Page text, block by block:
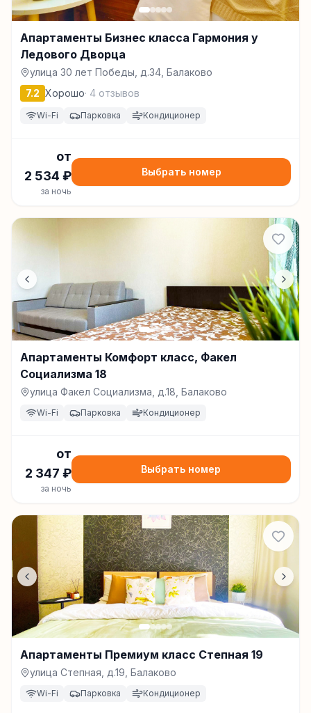
Апартаменты Бизнес класса Гармония у
Ледового Дворца
улица 30 лет Победы, д.34, Балаково
7.2 Хорошо· 4 отзывов
Wi-Fi Парковка Кондиционер
от
2 534 ₽
за ночь
Выбрать номер
Апартаменты Комфорт класс, Факел
Социализма 18
улица Факел Социализма, д.18, Балаково
Wi-Fi Парковка Кондиционер
от
2 347 ₽
за ночь
Выбрать номер
Апартаменты Премиум класс Степная 19
улица Степная, д.19, Балаково
Wi-Fi Парковка Кондиционер